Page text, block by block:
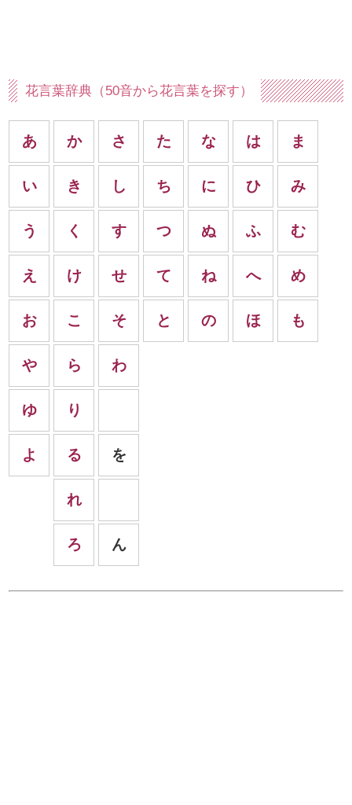
花言葉辞典（50音から花言葉を探す）
あ
い
う
え
お
か
き
く
け
こ
さ
し
す
せ
そ
た
ち
つ
て
と
な
に
ぬ
ね
の
は
ひ
ふ
へ
ほ
ま
み
む
め
も
や
ゆ
よ
ら
り
る
れ
ろ
わ
を
ん